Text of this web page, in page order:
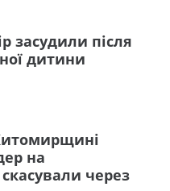
засудили після
дитини
на
через